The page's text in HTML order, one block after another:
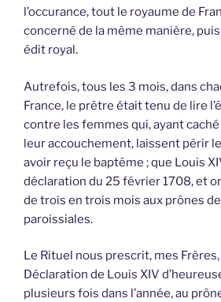
l’occurance, tout le royaume de
concerné de la même manière,
édit royal.
Autrefois, tous les 3 mois, dans
France, le prêtre était tenu de lire
contre les femmes qui, ayant
leur accouchement, laissent périr
avoir reçu le baptême ; que Louis
déclaration du 25 février 1708, et
de trois en trois mois aux prônes
paroissiales.
Le Rituel nous prescrit, mes
Déclaration de Louis XIV
plusieurs fois dans l’année, au